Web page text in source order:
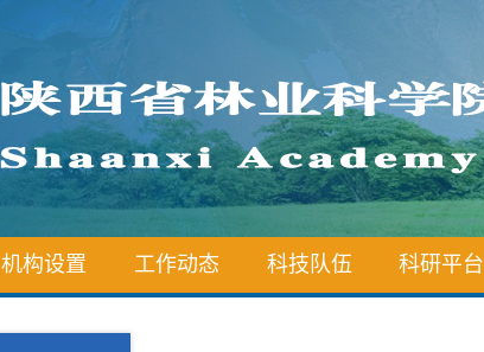
机构设置 工作动态 科技队伍 科研平台